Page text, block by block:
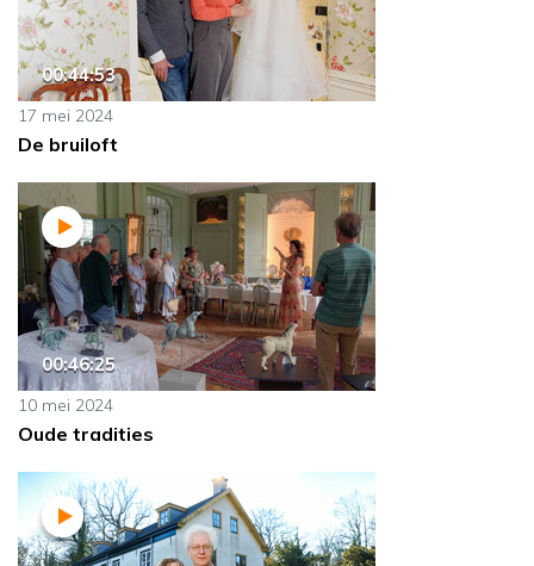
00:44:53
17 mei 2024
De bruiloft
00:46:25
10 mei 2024
Oude tradities